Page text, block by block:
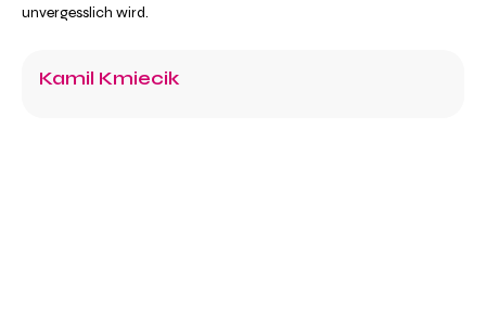
unvergesslich wird.
Kamil Kmiecik